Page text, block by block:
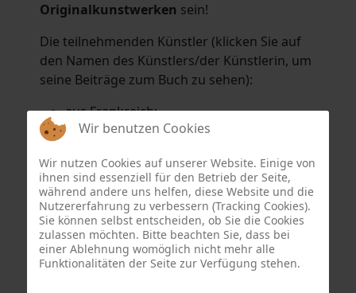
Originalkunstwerken sein!
Die teilnehmenden Künstler (klicken Sie auf
den Namen des Künstlers/der Künstlerin, um
seine Beiträge zum Buch zu sehen):
aus Frankreich:
Hélène Argo,Didier Bonnot
Eric Schaftlein.
aus den Niederlanden:
Dorrety Brookhuis,Natalia Dik,Elise
EekhoutundHenny Schaapman
aus Deutschland:
Salomé Herbst,Andrea Jungnitsch,
Wir benutzen Cookies
Wir nutzen Cookies auf unserer Website. Einige von
ihnen sind essenziell für den Betrieb der Seite,
während andere uns helfen, diese Website und die
Nutzererfahrung zu verbessern (Tracking Cookies).
Sie können selbst entscheiden, ob Sie die Cookies
zulassen möchten. Bitte beachten Sie, dass bei
einer Ablehnung womöglich nicht mehr alle
Funktionalitäten der Seite zur Verfügung stehen.